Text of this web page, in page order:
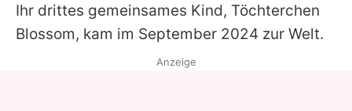
Ihr drittes gemeinsames Kind, Töchterchen
Blossom, kam im September 2024 zur Welt.
Anzeige